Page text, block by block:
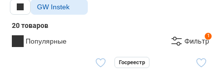
GW Instek
20 товаров
Популярные
1
Фильтр
Госреестр